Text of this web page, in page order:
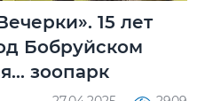
15 лет
Бобруйском
зоопарк